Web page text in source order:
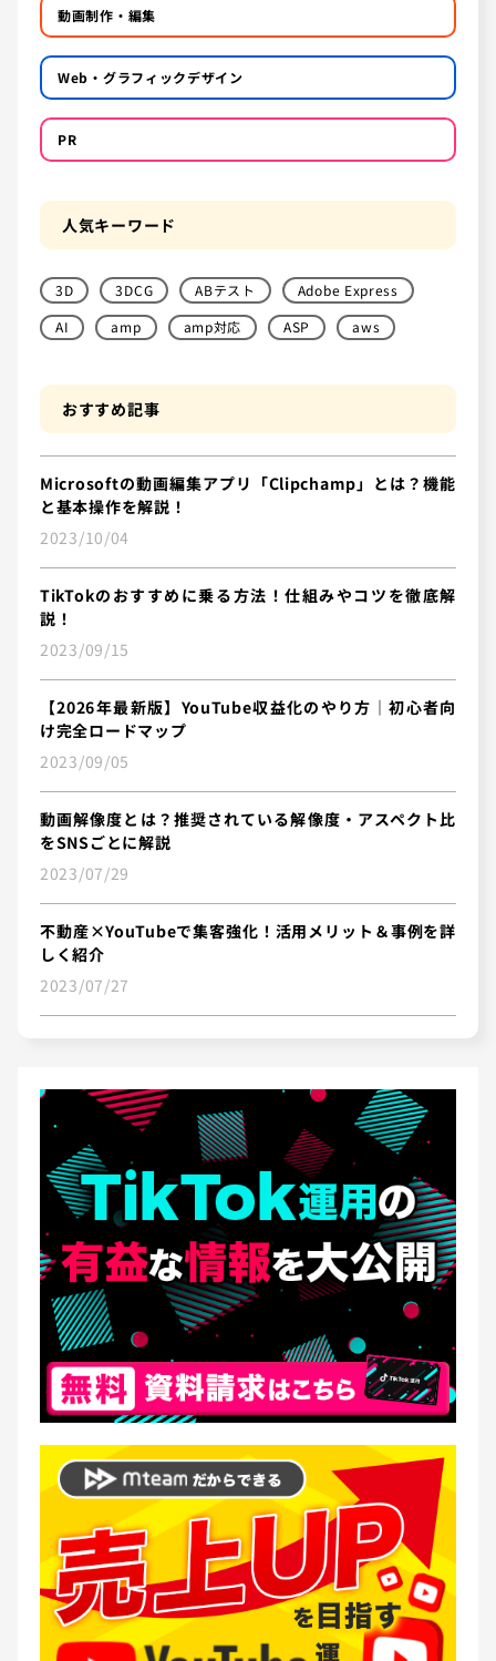
動画制作・編集
Web・グラフィックデザイン
PR
人気キーワード
3D 3DCG ABテスト
Adobe Express
AI
amp amp対応 ASP aws
おすすめ記事
Microsoftの動画編集アプリ「Clipchamp」とは？機能
と基本操作を解説！
2023/10/04
TikTokのおすすめに乗る方法！仕組みやコツを徹底解
説！
2023/09/15
【2026年最新版】YouTube収益化のやり方｜初心者向
け完全ロードマップ
2023/09/05
動画解像度とは？推奨されている解像度・アスペクト比
をSNSごとに解説
2023/07/29
不動産×YouTubeで集客強化！活用メリット＆事例を詳
しく紹介
2023/07/27